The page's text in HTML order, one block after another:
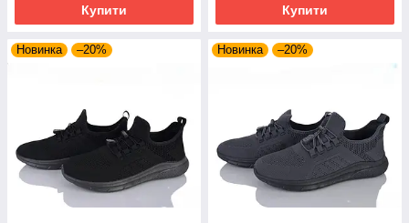
Купити Купити
Новинка –20% Новинка –20%